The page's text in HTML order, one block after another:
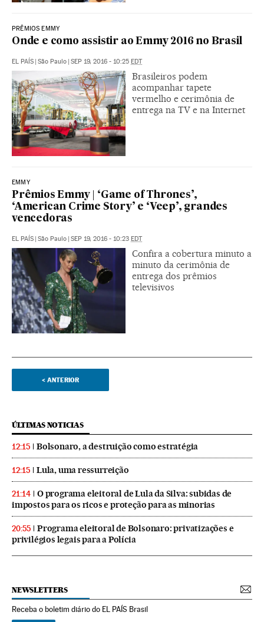
PRÊMIOS EMMY
Onde e como assistir ao Emmy 2016 no Brasil
EL PAÍS | São Paulo | SEP 19, 2016 - 10:25 EDT
Brasileiros podem
acompanhar tapete
vermelho e cerimônia de
entrega na TV e na Internet
EMMY
Prêmios Emmy | ‘Game of Thrones’,
‘American Crime Story’ e ‘Veep’, grandes
vencedoras
EL PAÍS | São Paulo | SEP 19, 2016 - 10:23 EDT
Confira a cobertura minuto a
minuto da cerimônia de
entrega dos prêmios
televisivos
< ANTERIOR
ÚLTIMAS NOTICIAS
12:15 Bolsonaro, a destruição como estratégia
12:15 Lula, uma ressurreição
21:14
O programa eleitoral de Lula da Silva: subidas de
impostos para os ricos e proteção para as minorias
20:55
Programa eleitoral de Bolsonaro: privatizações e
privilégios legais para a Polícia
NEWSLETTERS
Receba o boletim diário do EL PAÍS Brasil